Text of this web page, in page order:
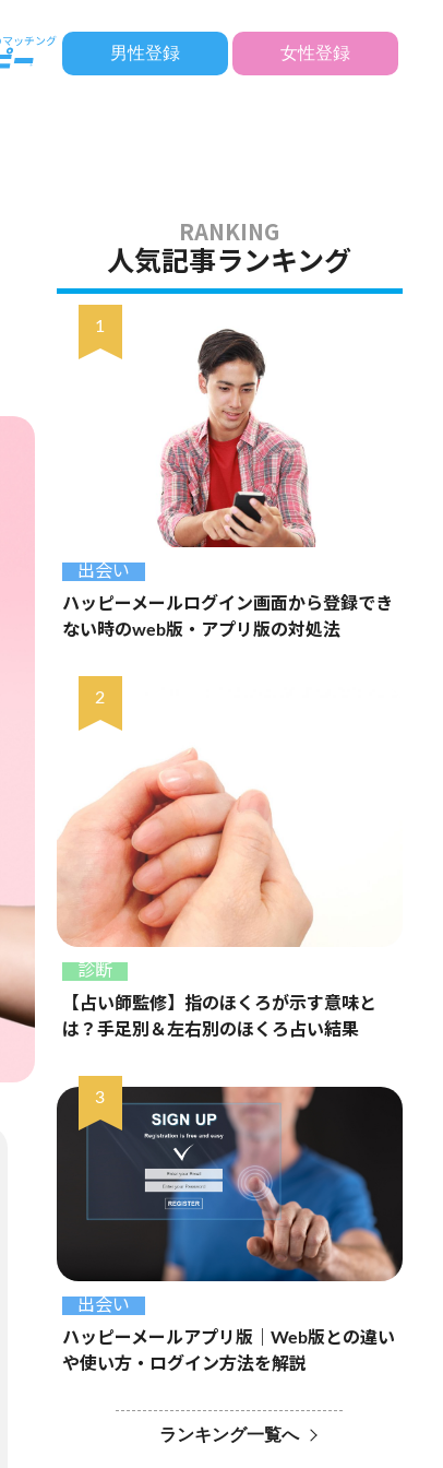
男性登録 女性登録
人気記事ランキング
出会い
ハッピーメールログイン画面から登録でき
ない時のweb版・アプリ版の対処法
診断
【占い師監修】指のほくろが示す意味と
は？手足別＆左右別のほくろ占い結果
出会い
ハッピーメールアプリ版｜Web版との違い
や使い方・ログイン方法を解説
ランキング一覧へ